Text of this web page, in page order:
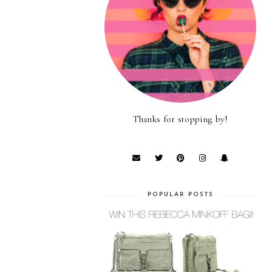
Thanks for stopping by!
POPULAR POSTS